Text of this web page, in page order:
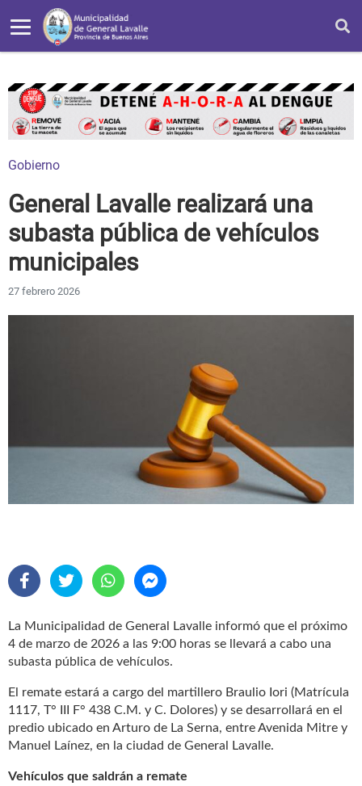
Gobierno
General Lavalle realizará una
subasta pública de vehículos
municipales
27 febrero 2026
La Municipalidad de General Lavalle informó que el próximo
4 de marzo de 2026 a las 9:00 horas se llevará a cabo una
subasta pública de vehículos.
El remate estará a cargo del martillero Braulio Iori (Matrícula
1117, T° III F° 438 C.M. y C. Dolores) y se desarrollará en el
predio ubicado en Arturo de La Serna, entre Avenida Mitre y
Manuel Laínez, en la ciudad de General Lavalle.
Vehículos que saldrán a remate